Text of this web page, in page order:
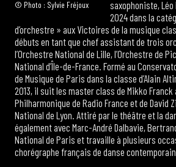
© Photo : Sylvie Fréjoux
saxophoniste, Léo
2024 dans la
d’orchestre » aux Victoires de la musique
débuts en tant que chef assistant de trois
l’Orchestre National de Lille, l’Orchestre de
National d’Île-de-France. Formé au
de Musique de Paris dans la classe d’Alain
2013, il suit les master class de Mikko Franck
Philharmonique de Radio France et de David
National de Lyon. Attiré par le théâtre et la
également avec Marc-André Dalbavie,
National de Paris et travaille à plusieurs
chorégraphe français de danse